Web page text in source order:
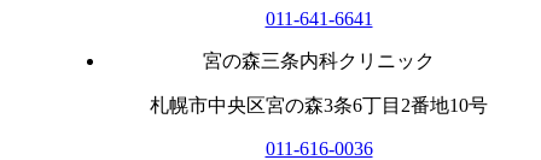
011-641-6641
宮の森三条内科クリニック
札幌市中央区宮の森3条6丁目2番地10号
011-616-0036